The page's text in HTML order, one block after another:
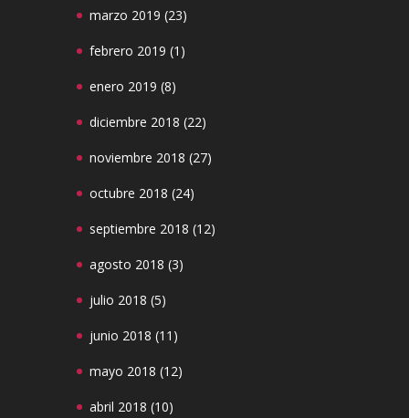
marzo 2019 (23)
febrero 2019 (1)
enero 2019 (8)
diciembre 2018 (22)
noviembre 2018 (27)
octubre 2018 (24)
septiembre 2018 (12)
agosto 2018 (3)
julio 2018 (5)
junio 2018 (11)
mayo 2018 (12)
abril 2018 (10)